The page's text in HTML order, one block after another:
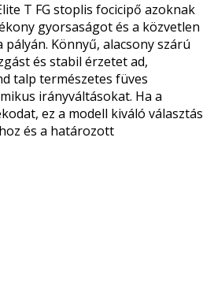
T FG stoplis focicipő azoknak
gyorsaságot és a közvetlen
Könnyű, alacsony szárú
és stabil érzetet ad,
talp természetes füves
irányváltásokat. Ha a
ez a modell kiváló választás
és a határozott